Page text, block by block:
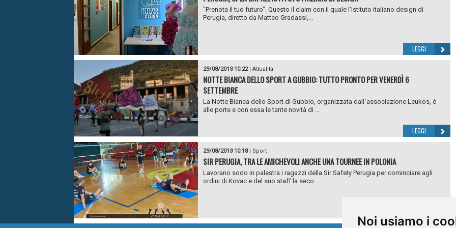
Noi usiamo i
“Prenota il tuo futuro”. Questo il claim con il quale l’Istituto italiano design di
Perugia, diretto da Matteo Gradassi,...
LEGGI
29/08/2013 10:22| Attualità
NOTTE BIANCA DELLO SPORT A GUBBIO: TUTTO PRONTO PER VENERDÌ 6
SETTEMBRE
La Notte Bianca dello Sport di Gubbio, organizzata dall`associazione Leukos, è
alle porte e con essa le tante novità di ...
LEGGI
29/08/2013 10:18| Sport
SIR PERUGIA, TRA LE AMICHEVOLI ANCHE UNA TOURNEE IN POLONIA
Lavorano sodo in palestra i ragazzi della Sir Safety Perugia per cominciare agli
ordini di Kovac e del suo staff la seco...